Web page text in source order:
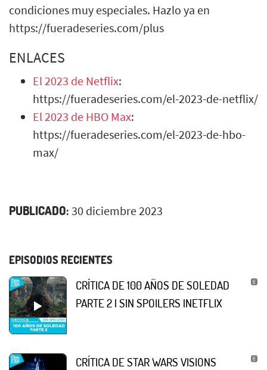
condiciones muy especiales. Hazlo ya en
https://fueradeseries.com/plus
ENLACES
El 2023 de Netflix:
https://fueradeseries.com/el-2023-de-netflix/
El 2023 de HBO Max:
https://fueradeseries.com/el-2023-de-hbo-
max/
PUBLICADO: 30 diciembre 2023
EPISODIOS RECIENTES
CRÍTICA DE 100 AÑOS DE SOLEDAD
PARTE 2 | SIN SPOILERS |NETFLIX
CRÍTICA DE STAR WARS VISIONS